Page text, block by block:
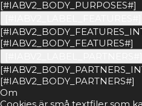
[#IABV2_BODY_PURPOSES#]
[#IABV2_BODY_FEATURES#]
[#IABV2_BODY_PARTNERS#]
Om